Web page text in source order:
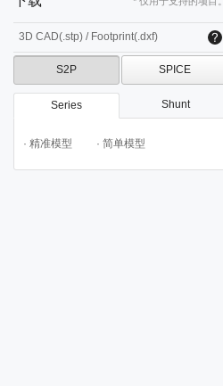
3D CAD(.stp) / Footprint(.dxf)
S2P SPICE
Series Shunt
· 精准模型 · 简单模型